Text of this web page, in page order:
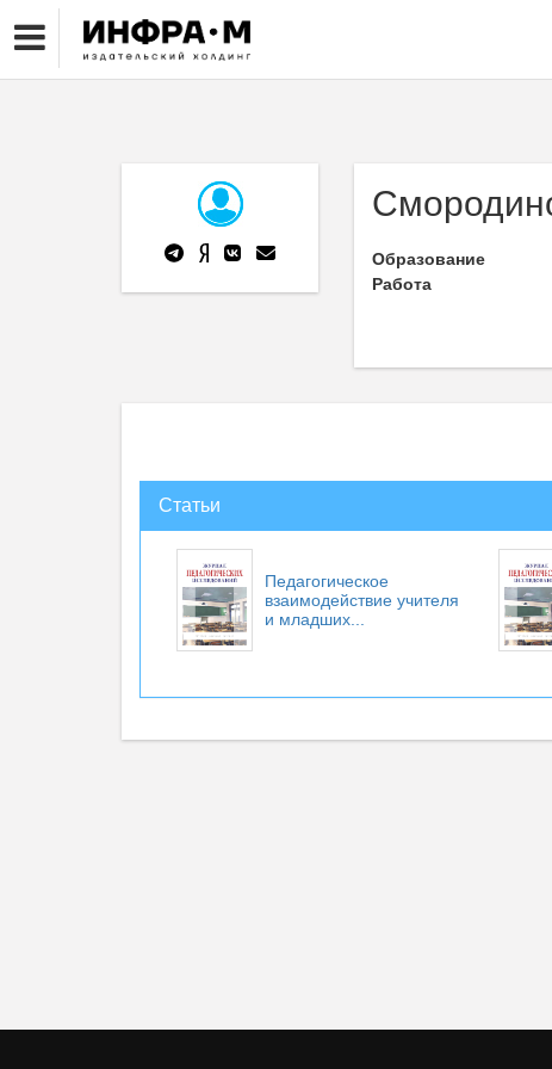
Образование
Работа
Статьи
Педагогическое
взаимодействие учителя
и младших...